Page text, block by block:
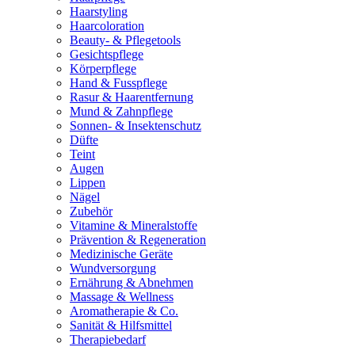
Haarstyling
Haarcoloration
Beauty- & Pflegetools
Gesichtspflege
Körperpflege
Hand & Fusspflege
Rasur & Haarentfernung
Mund & Zahnpflege
Sonnen- & Insektenschutz
Düfte
Teint
Augen
Lippen
Nägel
Zubehör
Vitamine & Mineralstoffe
Prävention & Regeneration
Medizinische Geräte
Wundversorgung
Ernährung & Abnehmen
Massage & Wellness
Aromatherapie & Co.
Sanität & Hilfsmittel
Therapiebedarf